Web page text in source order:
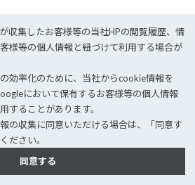
の実績と安心のサポート体制で業界
ザーとして、貴社の悩みに向き合い
管理システム） をお探しの方はぜひ
収集したお客様等の当社HPの閲覧履歴、情
様等の個⼈情報と紐づけて利⽤する場合が
効率化のために、当社からcookie情報を
において保有するお客様等の個⼈情報
することがあります。
の収集に同意いただける場合は、「同意す
ださい。
同意する